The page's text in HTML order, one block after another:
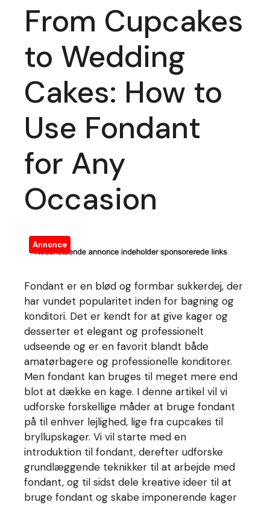
From Cupcakes
to Wedding
Cakes: How to
Use Fondant
for Any
Occasion
Annonce
Fondant er en blød og formbar sukkerdej, der
har vundet popularitet inden for bagning og
konditori. Det er kendt for at give kager og
desserter et elegant og professionelt
udseende og er en favorit blandt både
amatørbagere og professionelle konditorer.
Men fondant kan bruges til meget mere end
blot at dække en kage. I denne artikel vil vi
udforske forskellige måder at bruge fondant
på til enhver lejlighed, lige fra cupcakes til
bryllupskager. Vi vil starte med en
introduktion til fondant, derefter udforske
grundlæggende teknikker til at arbejde med
fondant, og til sidst dele kreative ideer til at
bruge fondant og skabe imponerende kager